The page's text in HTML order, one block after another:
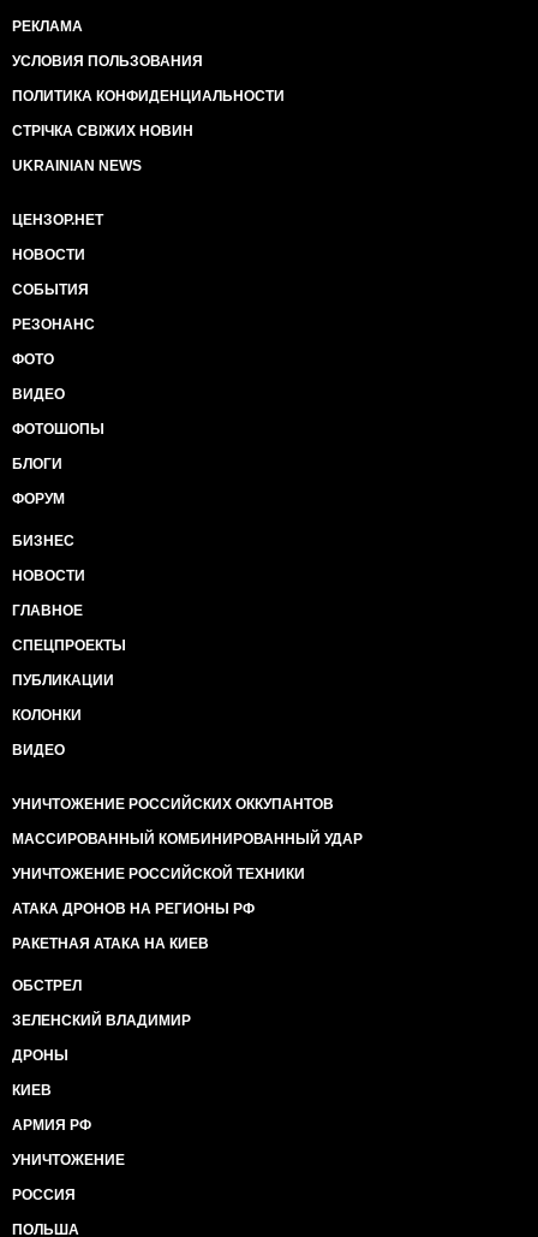
РЕКЛАМА
УСЛОВИЯ ПОЛЬЗОВАНИЯ
ПОЛИТИКА КОНФИДЕНЦИАЛЬНОСТИ
СТРІЧКА СВІЖИХ НОВИН
UKRAINIAN NEWS
ЦЕНЗОР.НЕТ
НОВОСТИ
СОБЫТИЯ
РЕЗОНАНС
ФОТО
ВИДЕО
ФОТОШОПЫ
БЛОГИ
ФОРУМ
БИЗНЕС
НОВОСТИ
ГЛАВНОЕ
СПЕЦПРОЕКТЫ
ПУБЛИКАЦИИ
КОЛОНКИ
ВИДЕО
УНИЧТОЖЕНИЕ РОССИЙСКИХ ОККУПАНТОВ
МАССИРОВАННЫЙ КОМБИНИРОВАННЫЙ УДАР
УНИЧТОЖЕНИЕ РОССИЙСКОЙ ТЕХНИКИ
АТАКА ДРОНОВ НА РЕГИОНЫ РФ
РАКЕТНАЯ АТАКА НА КИЕВ
ОБСТРЕЛ
ЗЕЛЕНСКИЙ ВЛАДИМИР
ДРОНЫ
КИЕВ
АРМИЯ РФ
УНИЧТОЖЕНИЕ
РОССИЯ
ПОЛЬША